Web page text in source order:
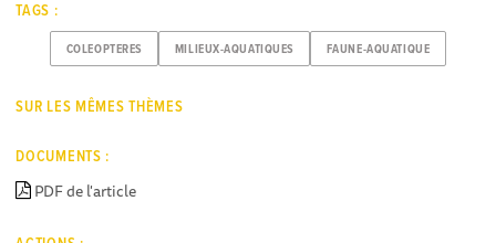
TAGS :
COLEOPTERES MILIEUX-AQUATIQUES FAUNE-AQUATIQUE
SUR LES MÊMES THÈMES
DOCUMENTS :
PDF de l'article